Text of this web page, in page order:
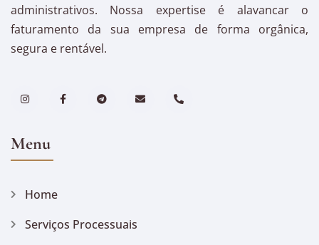
administrativos. Nossa expertise é alavancar o
faturamento da sua empresa de forma orgânica,
segura e rentável.
Menu
Home
Serviços Processuais